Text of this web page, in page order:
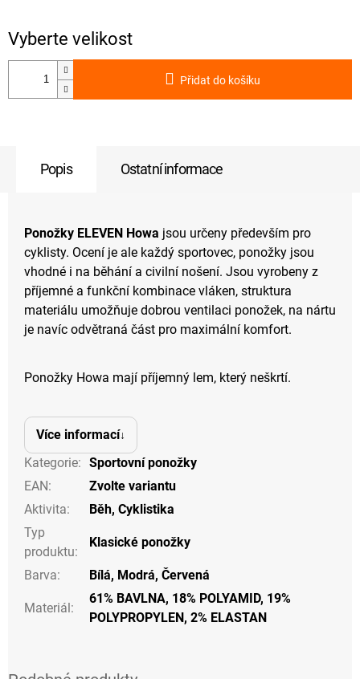
Přidat do košíku
Popis Ostatní informace
Ponožky ELEVEN Howa jsou určeny především pro
cyklisty. Ocení je ale každý sportovec, ponožky jsou
vhodné i na běhání a civilní nošení. Jsou vyrobeny z
příjemné a funkční kombinace vláken, struktura
materiálu umožňuje dobrou ventilaci ponožek, na nártu
je navíc odvětraná část pro maximální komfort.
Ponožky Howa mají příjemný lem, který neškrtí.
Více informací
Kategorie: Sportovní ponožky
EAN:
Zvolte variantu
Aktivita: Běh, Cyklistika
Typ
produktu:
Klasické ponožky
Barva: Bílá, Modrá, Červená
Materiál:
61% BAVLNA, 18% POLYAMID, 19%
POLYPROPYLEN, 2% ELASTAN